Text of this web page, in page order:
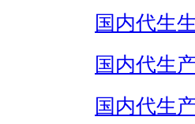
国内代生
国内代生
国内代生